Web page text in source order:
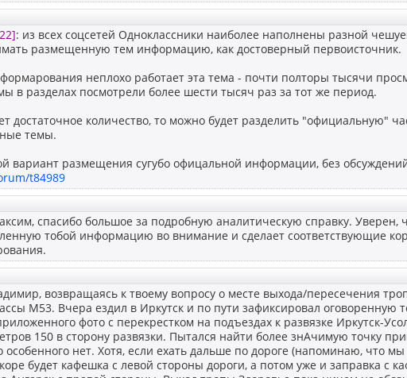
: из всех соцсетей Одноклассники наиболее наполнены разной
размещенную тем информацию, как достоверный первоисточник.
неплохо работает эта тема - почти полторы тысячи
в разделах посмотрели более шести тысяч раз за тот же период.
достаточное количество, то можно будет разделить "официальную"
темы.
вариант размещения сугубо офицальной информации, без
t84989
спасибо большое за подробную аналитическую справку. Уверен,
тобой информацию во внимание и сделает соответствующие
возвращаясь к твоему вопросу о месте выхода/пересечения
М53. Вчера ездил в Иркутск и по пути зафиксировал оговоренную
фото с перекрестком на подъездах к развязке Иркутск-
150 в сторону развязки. Пытался найти более знАчимую точку
особенного нет. Хотя, если ехать дальше по дороге (напоминаю, что
будет кафешка с левой стороны дороги, а потом уже и заправка с